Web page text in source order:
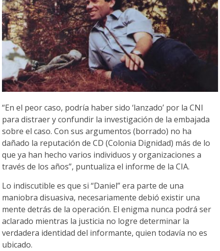
“En el peor caso, podría haber sido ‘lanzado’ por la CNI
para distraer y confundir la investigación de la embajada
sobre el caso. Con sus argumentos (borrado) no ha
dañado la reputación de CD (Colonia Dignidad) más de lo
que ya han hecho varios individuos y organizaciones a
través de los años”, puntualiza el informe de la CIA.
Lo indiscutible es que si “Daniel” era parte de una
maniobra disuasiva, necesariamente debió existir una
mente detrás de la operación. El enigma nunca podrá ser
aclarado mientras la justicia no logre determinar la
verdadera identidad del informante, quien todavía no es
ubicado.